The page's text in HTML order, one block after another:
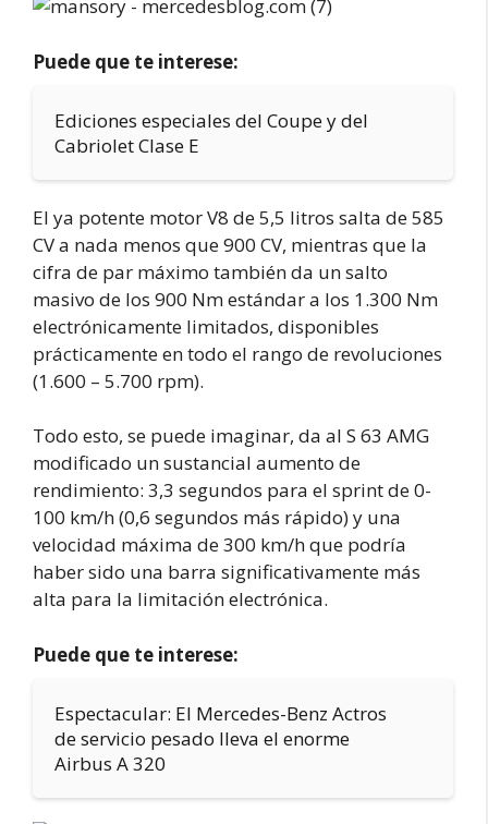
Puede que te interese:
Ediciones especiales del Coupe y del
Cabriolet Clase E
El ya potente motor V8 de 5,5 litros salta de 585
CV a nada menos que 900 CV, mientras que la
cifra de par máximo también da un salto
masivo de los 900 Nm estándar a los 1.300 Nm
electrónicamente limitados, disponibles
prácticamente en todo el rango de revoluciones
(1.600 – 5.700 rpm).
Todo esto, se puede imaginar, da al S 63 AMG
modificado un sustancial aumento de
rendimiento: 3,3 segundos para el sprint de 0-
100 km/h (0,6 segundos más rápido) y una
velocidad máxima de 300 km/h que podría
haber sido una barra significativamente más
alta para la limitación electrónica.
Puede que te interese:
Espectacular: El Mercedes-Benz Actros
de servicio pesado lleva el enorme
Airbus A 320